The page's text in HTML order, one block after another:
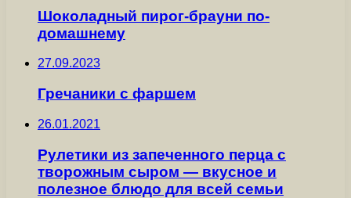
Шоколадный пирог-брауни по-
домашнему
27.09.2023
Гречаники с фаршем
26.01.2021
Рулетики из запеченного перца с
творожным сыром — вкусное и
полезное блюдо для всей семьи